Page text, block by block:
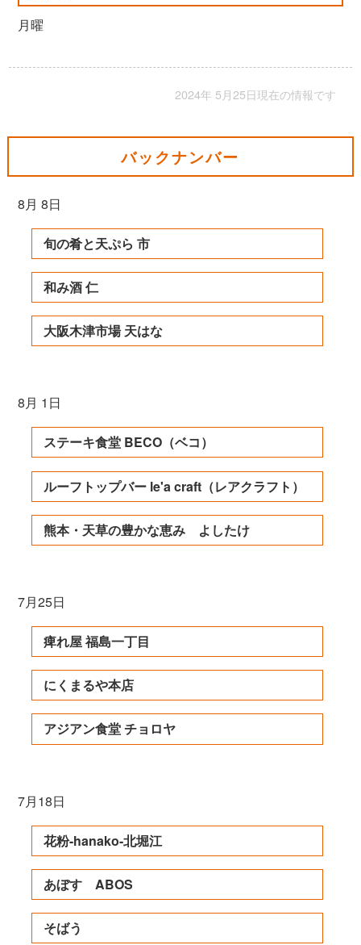
月曜
2024年 5月25日現在の情報です
バックナンバー
8月 8日
旬の肴と天ぷら 市
和み酒 仁
大阪木津市場 天はな
8月 1日
ステーキ食堂 BECO（ベコ）
ルーフトップバー le'a craft（レアクラフト）
熊本・天草の豊かな恵み よしたけ
7月25日
痺れ屋 福島一丁目
にくまるや本店
アジアン食堂 チョロヤ
7月18日
花粉-hanako-北堀江
あぼす ABOS
そばう